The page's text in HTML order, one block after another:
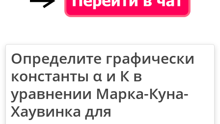
Определите графически
константы α и К в
уравнении Марка-Куна-
Хаувинка для